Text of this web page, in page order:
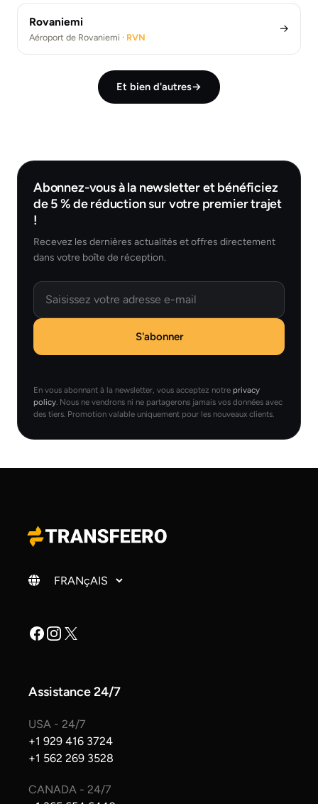
Rovaniemi
Aéroport de Rovaniemi · RVN
→
Et bien d'autres→
Abonnez-vous à la newsletter et bénéficiez
de 5 % de réduction sur votre premier trajet
!
Recevez les dernières actualités et offres directement
dans votre boîte de réception.
Email
S'abonner
En vous abonnant à la newsletter, vous acceptez notre privacy
policy . Nous ne vendrons ni ne partagerons jamais vos données avec
des tiers. Promotion valable uniquement pour les nouveaux clients.
Changer de langue
Facebook
Instagram
X
Assistance 24/7
USA - 24/7
+1 929 416 3724
+1 562 269 3528
CANADA - 24/7